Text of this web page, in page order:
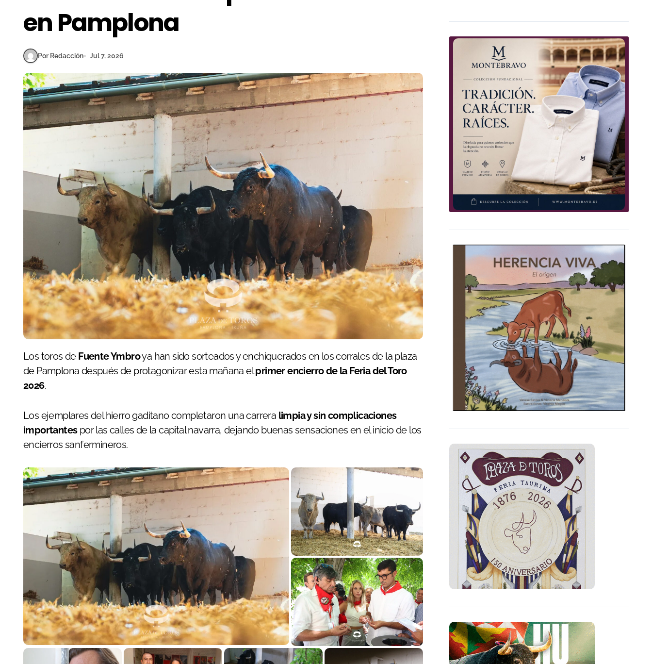
en Pamplona
Por Redacción Jul 7, 2026
Los toros de Fuente Ymbroya han sido sorteados y enchiquerados en los corrales de la plaza
de Pamplona después de protagonizar esta mañana elprimer encierro de la Feria del Toro
2026.
Los ejemplares del hierro gaditano completaron una carrera limpia y sin complicaciones
importantespor las calles de la capital navarra, dejando buenas sensaciones en el inicio de los
encierros sanfermineros.